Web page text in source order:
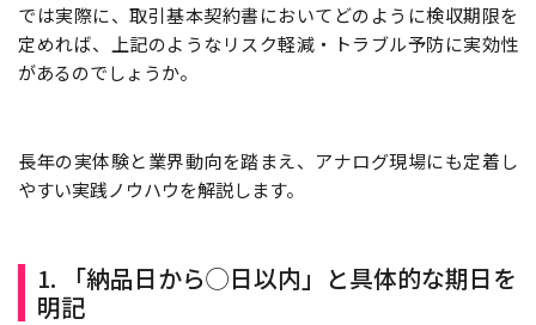
では実際に、取引基本契約書においてどのように検収期限を
定めれば、上記のようなリスク軽減・トラブル予防に実効性
があるのでしょうか。
長年の実体験と業界動向を踏まえ、アナログ現場にも定着し
やすい実践ノウハウを解説します。
1. 「納品日から◯日以内」と具体的な期日を
明記